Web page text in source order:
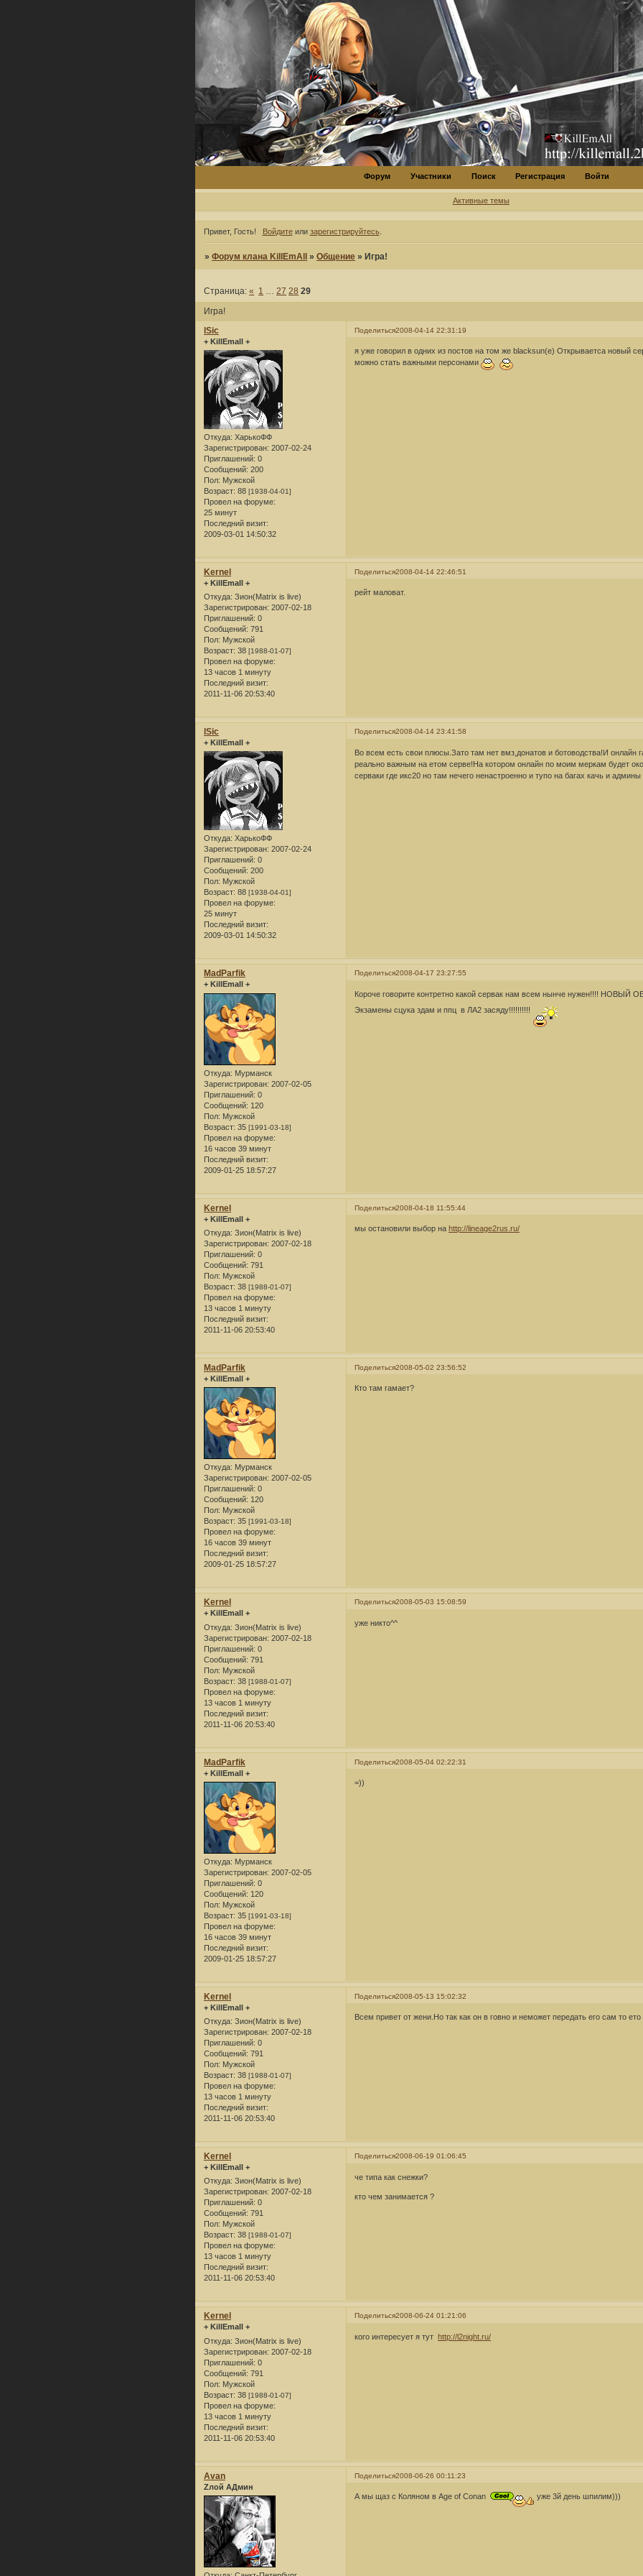
Форум Участники Поиск Регистрация Войти
Активные темы
Привет, Гость! Войдитеили зарегистрируйтесь.
»Форум клана KillEmAll »Общение »Игра!
Игра!
Страница:« 1 27 28 29
Поделиться2008-04-14 22:31:19
lSic
+ KillEmall +
Откуда: ХарькоФФ
Зарегистрирован: 2007-02-24
Приглашений: 0
Сообщений: 200
Пол: Мужской
Возраст: 88 [1938-04-01]
Провел на форуме:
25 минут
Последний визит:
2009-03-01 14:50:32
я уже говорил в одних из постов на том же blacksun(e) Открываетса новый
можно стать важными персонами
Поделиться2008-04-14 22:46:51
Kernel
+ KillEmall +
Откуда: Зион(Matrix is live)
Зарегистрирован: 2007-02-18
Приглашений: 0
Сообщений: 791
Пол: Мужской
Возраст: 38 [1988-01-07]
Провел на форуме:
13 часов 1 минуту
Последний визит:
2011-11-06 20:53:40
рейт маловат.
Поделиться2008-04-14 23:41:58
lSic
+ KillEmall +
Откуда: ХарькоФФ
Зарегистрирован: 2007-02-24
Приглашений: 0
Сообщений: 200
Пол: Мужской
Возраст: 88 [1938-04-01]
Провел на форуме:
25 минут
Последний визит:
2009-03-01 14:50:32
Во всем есть свои плюсы.Зато там нет вмз,донатов и ботоводства!И онлайн
реально важным на етом серве!На котором онлайн по моим меркам будет
серваки где икс20 но там нечего ненастроенно и тупо на багах качь и
Поделиться2008-04-17 23:27:55
MadParfik
+ KillEmall +
Откуда: Мурманск
Зарегистрирован: 2007-02-05
Приглашений: 0
Сообщений: 120
Пол: Мужской
Возраст: 35 [1991-03-18]
Провел на форуме:
16 часов 39 минут
Последний визит:
2009-01-25 18:57:27
Короче говорите контретно какой сервак нам всем нынче нужен!!!!
Экзамены сцука здам и ппц в ЛА2 засяду!!!!!!!!!!
Поделиться2008-04-18 11:55:44
Kernel
+ KillEmall +
Откуда: Зион(Matrix is live)
Зарегистрирован: 2007-02-18
Приглашений: 0
Сообщений: 791
Пол: Мужской
Возраст: 38 [1988-01-07]
Провел на форуме:
13 часов 1 минуту
Последний визит:
2011-11-06 20:53:40
мы остановили выбор наhttp://lineage2rus.ru/
Поделиться2008-05-02 23:56:52
MadParfik
+ KillEmall +
Откуда: Мурманск
Зарегистрирован: 2007-02-05
Приглашений: 0
Сообщений: 120
Пол: Мужской
Возраст: 35 [1991-03-18]
Провел на форуме:
16 часов 39 минут
Последний визит:
2009-01-25 18:57:27
Кто там гамает?
Поделиться2008-05-03 15:08:59
Kernel
+ KillEmall +
Откуда: Зион(Matrix is live)
Зарегистрирован: 2007-02-18
Приглашений: 0
Сообщений: 791
Пол: Мужской
Возраст: 38 [1988-01-07]
Провел на форуме:
13 часов 1 минуту
Последний визит:
2011-11-06 20:53:40
уже никто^^
Поделиться2008-05-04 02:22:31
MadParfik
+ KillEmall +
Откуда: Мурманск
Зарегистрирован: 2007-02-05
Приглашений: 0
Сообщений: 120
Пол: Мужской
Возраст: 35 [1991-03-18]
Провел на форуме:
16 часов 39 минут
Последний визит:
2009-01-25 18:57:27
=))
Поделиться2008-05-13 15:02:32
Kernel
+ KillEmall +
Откуда: Зион(Matrix is live)
Зарегистрирован: 2007-02-18
Приглашений: 0
Сообщений: 791
Пол: Мужской
Возраст: 38 [1988-01-07]
Провел на форуме:
13 часов 1 минуту
Последний визит:
2011-11-06 20:53:40
Всем привет от жени.Но так как он в говно и неможет передать его сам то
Поделиться2008-06-19 01:06:45
Kernel
+ KillEmall +
Откуда: Зион(Matrix is live)
Зарегистрирован: 2007-02-18
Приглашений: 0
Сообщений: 791
Пол: Мужской
Возраст: 38 [1988-01-07]
Провел на форуме:
13 часов 1 минуту
Последний визит:
2011-11-06 20:53:40
че типа как снежки?
кто чем занимается ?
Поделиться2008-06-24 01:21:06
Kernel
+ KillEmall +
Откуда: Зион(Matrix is live)
Зарегистрирован: 2007-02-18
Приглашений: 0
Сообщений: 791
Пол: Мужской
Возраст: 38 [1988-01-07]
Провел на форуме:
13 часов 1 минуту
Последний визит:
2011-11-06 20:53:40
кого интересует я тутhttp://l2night.ru/
Поделиться2008-06-26 00:11:23
Avan
Zлой АДмин
А мы щаз с Коляном в Age of Conan уже 3й день шпилим)))